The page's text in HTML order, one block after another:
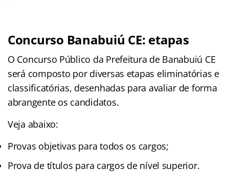
Concurso Banabuiú CE: etapas
O Concurso Público da Prefeitura de Banabuiú CE
será composto por diversas etapas eliminatórias e
classificatórias, desenhadas para avaliar de forma
abrangente os candidatos.
Veja abaixo:
Provas objetivas para todos os cargos;
Prova de títulos para cargos de nível superior.